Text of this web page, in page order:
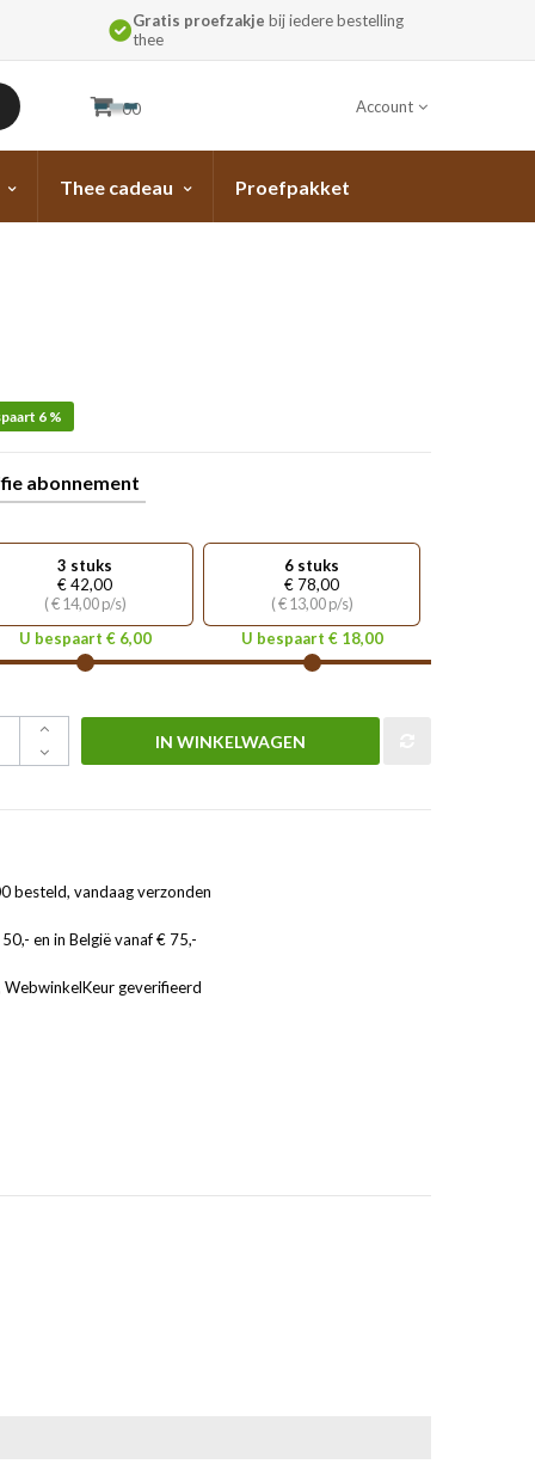
Gratis proefzakje bij iedere bestelling
thee
00 Account
Thee cadeau Proefpakket
6 %
abonnement
3 stuks
€ 42,00
( € 14,00 p/s)
U bespaart € 6,00
6 stuks
€ 78,00
( € 13,00 p/s)
U bespaart € 18,00
IN WINKELWAGEN
besteld, vandaag verzonden
en in België vanaf € 75,-
WebwinkelKeur geverifieerd